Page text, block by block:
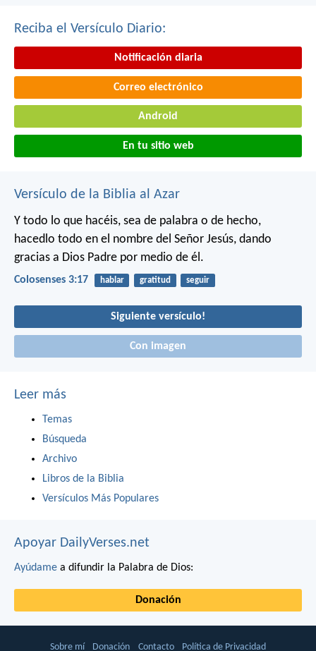
Reciba el Versículo Diario:
Notificación diaria
Correo electrónico
Android
En tu sitio web
Versículo de la Biblia al Azar
Y todo lo que hacéis, sea de palabra o de hecho,
hacedlo todo en el nombre del Señor Jesús, dando
gracias a Dios Padre por medio de él.
Colosenses 3:17 hablar gratitud seguir
Siguiente versículo!
Con imagen
Leer más
Temas
Búsqueda
Archivo
Libros de la Biblia
Versículos Más Populares
Apoyar DailyVerses.net
Ayúdame a difundir la Palabra de Dios:
Donación
Sobre mí Donación Contacto Política de Privacidad